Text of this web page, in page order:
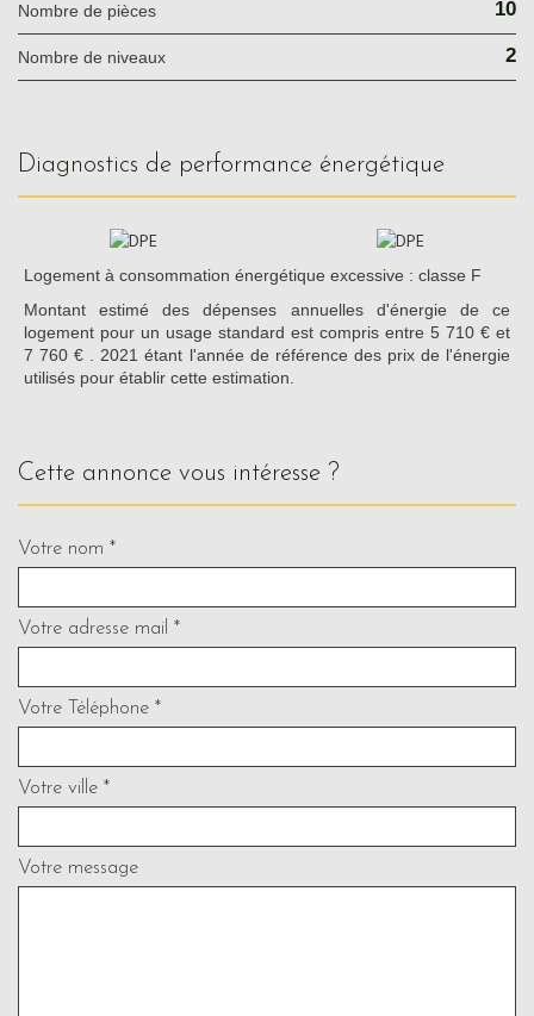
Nombre de pièces 10
Nombre de niveaux 2
diagnostics de performance énergétique
Logement à consommation énergétique excessive : classe F
Montant estimé des dépenses annuelles d'énergie de ce
logement pour un usage standard est compris entre 5 710 € et
7 760 € . 2021 étant l'année de référence des prix de l'énergie
utilisés pour établir cette estimation.
cette annonce vous intéresse ?
Votre nom *
Votre adresse mail *
Votre Téléphone *
Votre ville *
Votre message